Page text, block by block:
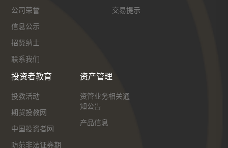
公司荣誉
信息公示
招贤纳士
联系我们
交易提示
投资者教育
投教活动
期货投教网
中国投资者网
防范非法证券期
资产管理
资管业务相关通
知公告
产品信息